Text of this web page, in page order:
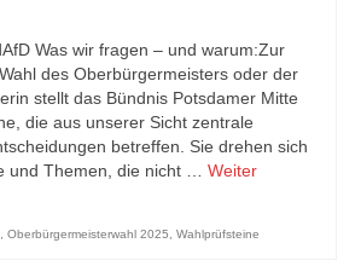
Was wir fragen – und warum:Zur
des Oberbürgermeisters oder der
stellt das Bündnis Potsdamer Mitte
die aus unserer Sicht zentrale
betreffen. Sie drehen sich
und Themen, die nicht … Weiter
Oberbürgermeisterwahl 2025 Wahlprüfsteine